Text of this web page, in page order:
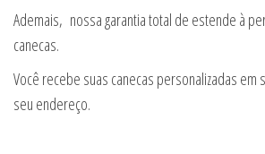
Ademais, nossa garantia total de estende à
canecas.
Você recebe suas canecas personalizadas em
seu endereço.